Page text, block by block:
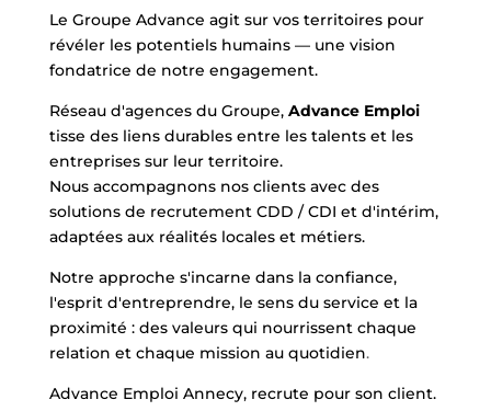
Le Groupe Advance agit sur vos territoires pour
révéler les potentiels humains — une vision
fondatrice de notre engagement.
Réseau d'agences du Groupe, Advance Emploi
tisse des liens durables entre les talents et les
entreprises sur leur territoire.
Nous accompagnons nos clients avec des
solutions de recrutement CDD / CDI et d'intérim,
adaptées aux réalités locales et métiers.
Notre approche s'incarne dans la confiance,
l'esprit d'entreprendre, le sens du service et la
proximité : des valeurs qui nourrissent chaque
relation et chaque mission au quotidien.
Advance Emploi Annecy, recrute pour son client.